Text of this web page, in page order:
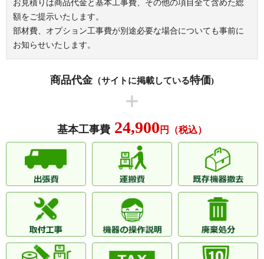
リベール南堀江アネックス ル・グランデ本町
ルイシャトレ本町西
お見積りは商品代金と基本工事費、その他の項目全て含めた総
額をご提示いたします。
部材費、オプション工事費が別途必要な場合についても事前に
お知らせいたします。
商品代金（サイトに掲載している特価)
基本工事費 24,900 円（税込）